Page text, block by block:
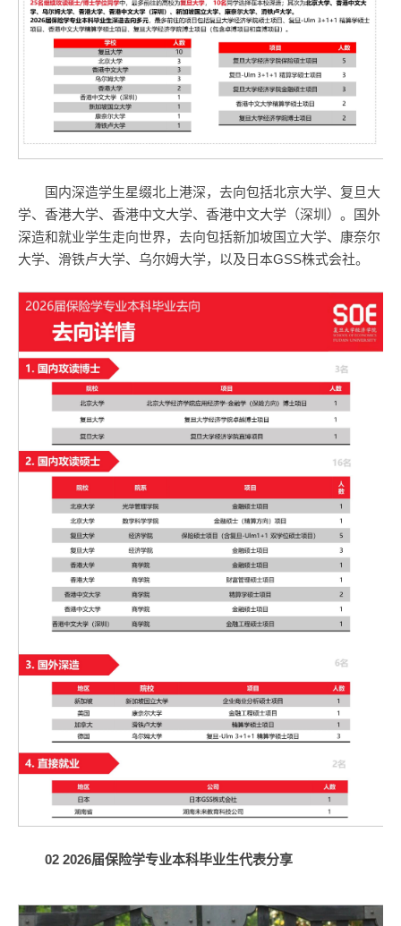
国内深造学生星缀北上港深，去向包括北京大学、复旦大
学、香港大学、香港中文大学、香港中文大学（深圳）。国外
深造和就业学生走向世界，去向包括新加坡国立大学、康奈尔
大学、滑铁卢大学、乌尔姆大学，以及日本GSS株式会社。
02 2026届保险学专业本科毕业生代表分享